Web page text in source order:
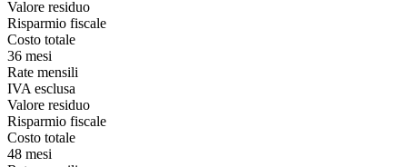
Valore residuo
Risparmio fiscale
Costo totale
36 mesi
Rate mensili
IVA esclusa
Valore residuo
Risparmio fiscale
Costo totale
48 mesi